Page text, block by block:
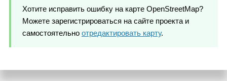
Хотите исправить ошибку на карте OpenStreetMap?
Можете зарегистрироваться на сайте проекта и
самостоятельно отредактировать карту.